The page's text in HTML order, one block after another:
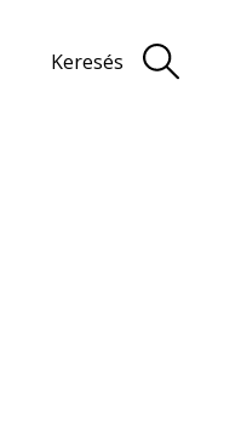
Keresés